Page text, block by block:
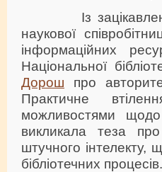
Із
наукової
інформаційних
Національної
Дорош про
Практичне
можливостями
викликала теза
штучного інтелекту,
бібліотечних процесів.